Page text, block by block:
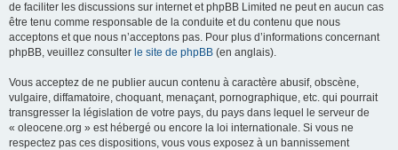
de faciliter les discussions sur internet et phpBB Limited ne peut en aucun cas
être tenu comme responsable de la conduite et du contenu que nous
acceptons et que nous n’acceptons pas. Pour plus d’informations concernant
phpBB, veuillez consulter le site de phpBB (en anglais).
Vous acceptez de ne publier aucun contenu à caractère abusif, obscène,
vulgaire, diffamatoire, choquant, menaçant, pornographique, etc. qui pourrait
transgresser la législation de votre pays, du pays dans lequel le serveur de
« oleocene.org » est hébergé ou encore la loi internationale. Si vous ne
respectez pas ces dispositions, vous vous exposez à un bannissement